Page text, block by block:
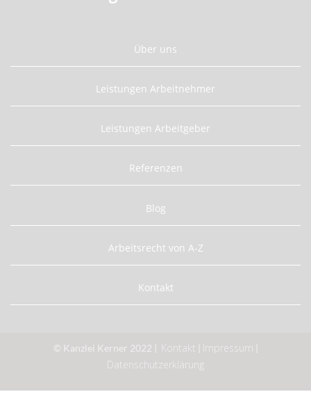
Über uns
Leistungen Arbeitnehmer
Leistungen Arbeitgeber
Referenzen
Blog
Arbeitsrecht von A-Z
Kontakt
© Kanzlei Kerner 2022 | Kontakt Impressum
Datenschutzerklärung